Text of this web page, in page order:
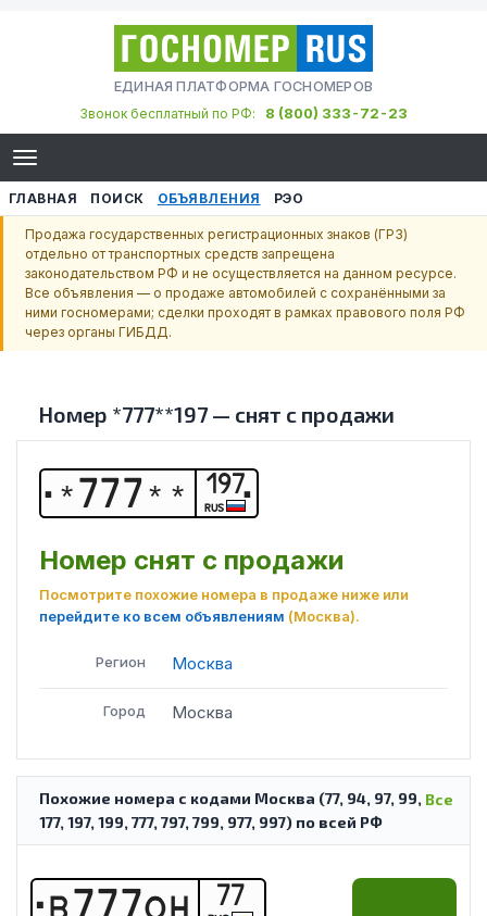
ЕДИНАЯ ПЛАТФОРМА ГОСНОМЕРОВ
Звонок бесплатный по РФ:
8 (800) 333-72-23
ГЛАВНАЯ ПОИСК ОБЪЯВЛЕНИЯ РЭО
Продажа государственных регистрационных знаков (ГРЗ)
отдельно от транспортных средств запрещена
законодательством РФ и не осуществляется на данном ресурсе.
Все объявления — о продаже автомобилей с сохранёнными за
ними госномерами; сделки проходят в рамках правового поля РФ
через органы ГИБДД.
Номер *777**197— снят с продажи
* 777 * * 197
RUS
Номер снят с продажи
Посмотрите похожие номера в продаже ниже или
перейдите ко всем объявлениям (Москва).
Регион Москва
Город Москва
Все
Похожие номера с кодами Москва (77, 94, 97, 99,
177, 197, 199, 777, 797, 799, 977, 997) по всей РФ
В777ОН 77